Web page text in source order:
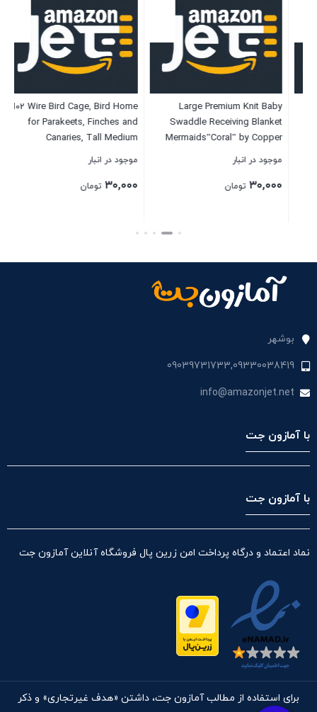
Large Premium Knit Baby
Swaddle Receiving Blanket
Mermaids”Coral” by Copper
موجود در انبار
۳۰,۰۰۰ تومان
M02 Wire Bird Cage, Bird Home
for Parakeets, Finches and
Canaries, Tall Medium
موجود در انبار
۳۰,۰۰۰ تومان
بستن
بوشهر
09039731733,09330038419
info@amazonjet.net
با آمازون جت
با آمازون جت
نماد اعتماد و درگاه پرداخت امن زرین پال فروشگاه آنلاین آمازون جت
برای استفاده از مطالب آمازون جت، داشتن «هدف غیرتجاری» و ذکر